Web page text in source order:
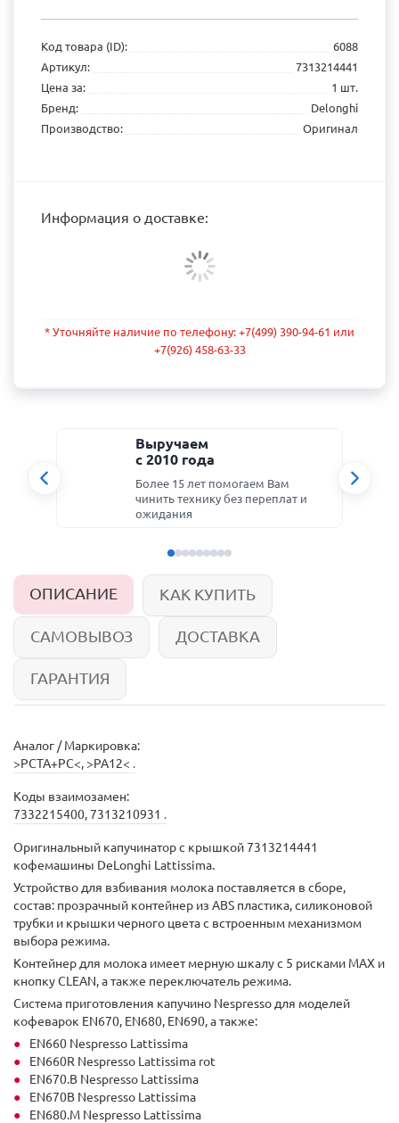
Код товара (ID):
6088
Артикул:
7313214441
Цена за:
1 шт.
Бренд:
Delonghi
Производство:
Оригинал
Информация о доставке:
* Уточняйте наличие по телефону: +7(499) 390-94-61 или
+7(926) 458-63-33
Выручаем
с 2010 года
Более 15 лет помогаем Вам
чинить технику без переплат и
ожидания
ОПИСАНИЕ КАК КУПИТЬ
САМОВЫВОЗ ДОСТАВКА
ГАРАНТИЯ
Аналог / Маркировка:
>PCTA+PC<, >PA12< .
Коды взаимозамен:
7332215400,7313210931 .
Оригинальный капучинатор с крышкой 7313214441
кофемашины DeLonghi Lattissima.
Устройство для взбивания молока поставляется в сборе,
состав: прозрачный контейнер из ABS пластика, силиконовой
трубки и крышки черного цвета с встроенным механизмом
выбора режима.
Контейнер для молока имеет мерную шкалу с 5 рисками MAX и
кнопку CLEAN, а также переключатель режима.
Система приготовления капучино Nespresso для моделей
кофеварок EN670, EN680, EN690, а также:
EN660 Nespresso Lattissima
EN660R Nespresso Lattissima rot
EN670.B Nespresso Lattissima
EN670B Nespresso Lattissima
EN680.M Nespresso Lattissima